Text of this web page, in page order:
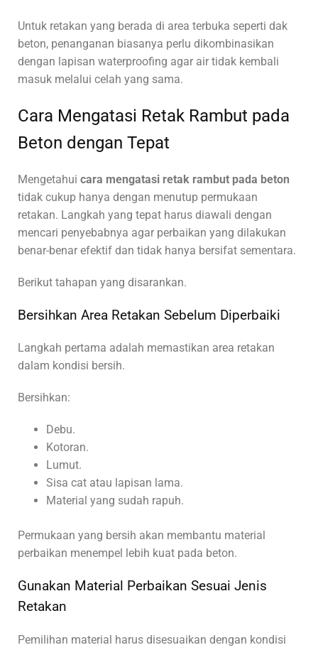
Untuk retakan yang berada di area terbuka seperti dak
beton, penanganan biasanya perlu dikombinasikan
dengan lapisan waterproofing agar air tidak kembali
masuk melalui celah yang sama.
Cara Mengatasi Retak Rambut pada
Beton dengan Tepat
Mengetahui cara mengatasi retak rambut pada beton
tidak cukup hanya dengan menutup permukaan
retakan. Langkah yang tepat harus diawali dengan
mencari penyebabnya agar perbaikan yang dilakukan
benar-benar efektif dan tidak hanya bersifat sementara.
Berikut tahapan yang disarankan.
Bersihkan Area Retakan Sebelum Diperbaiki
Langkah pertama adalah memastikan area retakan
dalam kondisi bersih.
Bersihkan:
Debu.
Kotoran.
Lumut.
Sisa cat atau lapisan lama.
Material yang sudah rapuh.
Permukaan yang bersih akan membantu material
perbaikan menempel lebih kuat pada beton.
Gunakan Material Perbaikan Sesuai Jenis
Retakan
Pemilihan material harus disesuaikan dengan kondisi